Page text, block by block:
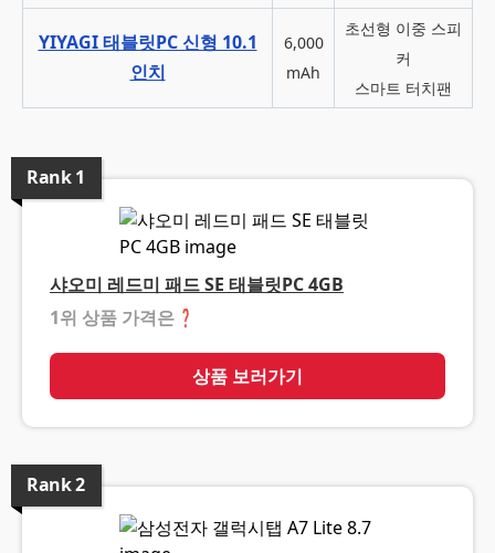
YIYAGI 태블릿PC 신형 10.1
인치
6,000
mAh
초선형 이중 스피
커
스마트 터치팬
Rank1
샤오미 레드미 패드 SE 태블릿PC 4GB
1위 상품 가격은 ❓
상품 보러가기
Rank2